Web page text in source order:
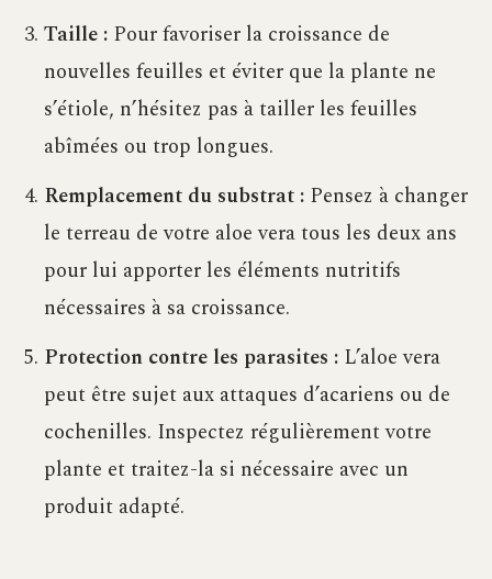
Taille : Pour favoriser la croissance de
nouvelles feuilles et éviter que la plante ne
s’étiole, n’hésitez pas à tailler les feuilles
abîmées ou trop longues.
Remplacement du substrat : Pensez à changer
le terreau de votre aloe vera tous les deux ans
pour lui apporter les éléments nutritifs
nécessaires à sa croissance.
Protection contre les parasites : L’aloe vera
peut être sujet aux attaques d’acariens ou de
cochenilles. Inspectez régulièrement votre
plante et traitez-la si nécessaire avec un
produit adapté.